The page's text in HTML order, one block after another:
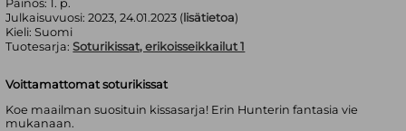
Painos:1. p.
Julkaisuvuosi:2023, 24.01.2023 ( lisätietoa)
Kieli:Suomi
Tuotesarja: Soturikissat, erikoisseikkailut 1
Voittamattomat soturikissat
Koe maailman suosituin kissasarja! Erin Hunterin fantasia vie
mukanaan.